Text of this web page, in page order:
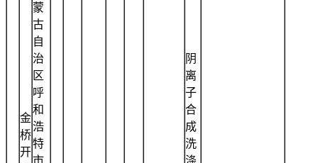
金
桥
开
蒙
古
自
治
区
呼
和
浩
特
市
阴
离
子
合
成
洗
涤